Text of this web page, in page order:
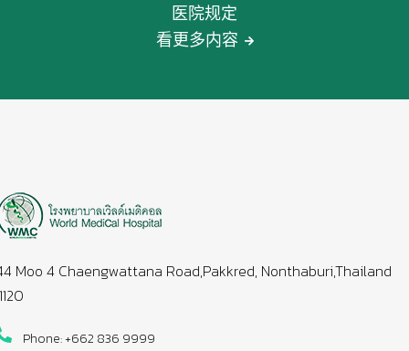
医院规定
看更多内容
Moo 4 Chaengwattana Road,Pakkred, Nonthaburi,Thailand
Phone: +662 836 9999